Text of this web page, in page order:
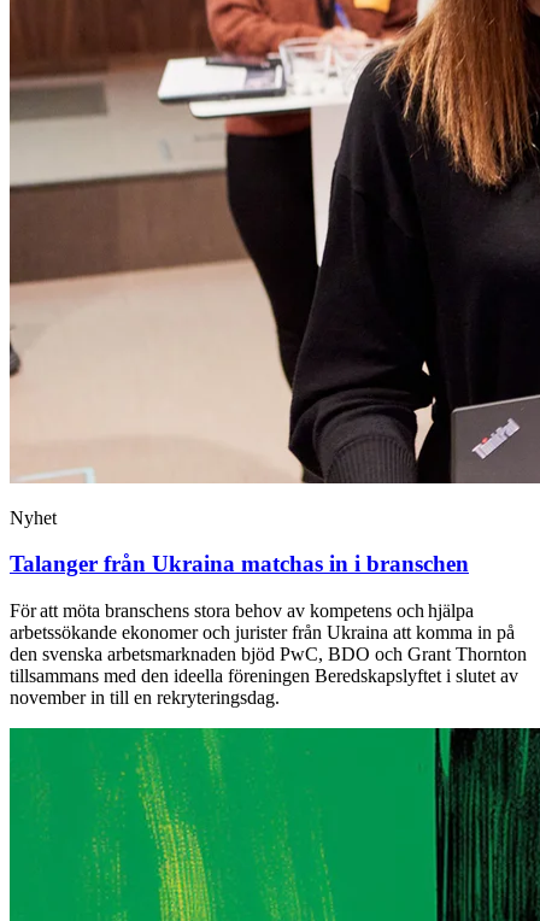
Nyhet
Talanger från Ukraina matchas in i branschen
För att möta branschens stora behov av kompetens och hjälpa
arbetssökande ekonomer och jurister från Ukraina att komma in på
den svenska arbetsmarknaden bjöd PwC, BDO och Grant Thornton
tillsammans med den ideella föreningen Beredskapslyftet i slutet av
november in till en rekryteringsdag.